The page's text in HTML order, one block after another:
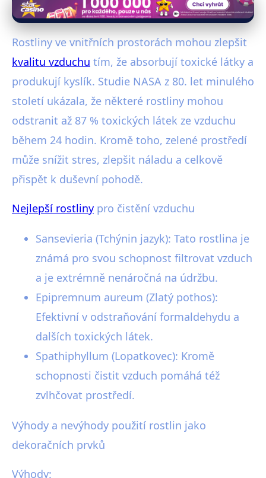
Rostliny ve vnitřních prostorách mohou zlepšit
kvalitu vzduchu tím, že absorbují toxické látky a
produkují kyslík. Studie NASA z 80. let minulého
století ukázala, že některé rostliny mohou
odstranit až 87 % toxických látek ze vzduchu
během 24 hodin. Kromě toho, zelené prostředí
může snížit stres, zlepšit náladu a celkově
přispět k duševní pohodě.
Nejlepší rostliny pro čistění vzduchu
Sansevieria (Tchýnin jazyk): Tato rostlina je
známá pro svou schopnost filtrovat vzduch
a je extrémně nenáročná na údržbu.
Epipremnum aureum (Zlatý pothos):
Efektivní v odstraňování formaldehydu a
dalších toxických látek.
Spathiphyllum (Lopatkovec): Kromě
schopnosti čistit vzduch pomáhá též
zvlhčovat prostředí.
Výhody a nevýhody použití rostlin jako
dekoračních prvků
Výhody: